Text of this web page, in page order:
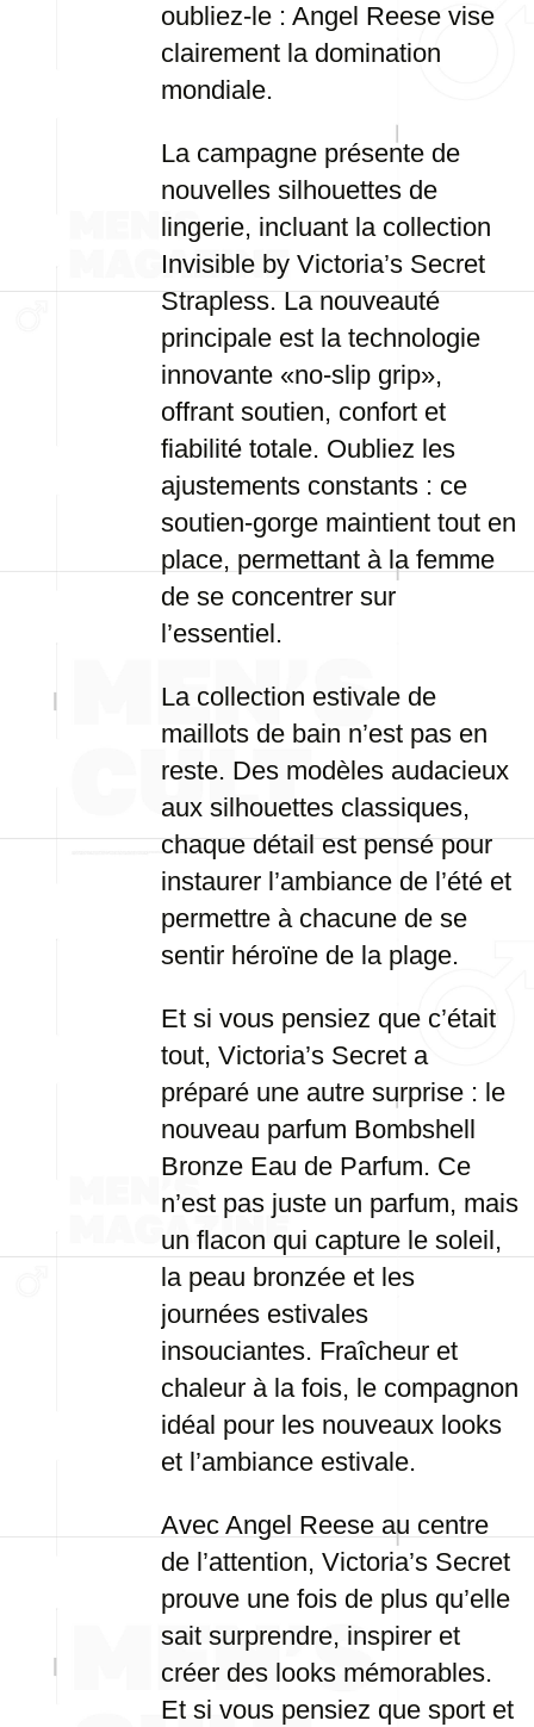
oubliez-le : Angel Reese vise
clairement la domination
mondiale.
La campagne présente de
nouvelles silhouettes de
lingerie, incluant la collection
Invisible by Victoria’s Secret
Strapless. La nouveauté
principale est la technologie
innovante «no-slip grip»,
offrant soutien, confort et
fiabilité totale. Oubliez les
ajustements constants : ce
soutien-gorge maintient tout en
place, permettant à la femme
de se concentrer sur
l’essentiel.
La collection estivale de
maillots de bain n’est pas en
reste. Des modèles audacieux
aux silhouettes classiques,
chaque détail est pensé pour
instaurer l’ambiance de l’été et
permettre à chacune de se
sentir héroïne de la plage.
Et si vous pensiez que c’était
tout, Victoria’s Secret a
préparé une autre surprise : le
nouveau parfum Bombshell
Bronze Eau de Parfum. Ce
n’est pas juste un parfum, mais
un flacon qui capture le soleil,
la peau bronzée et les
journées estivales
insouciantes. Fraîcheur et
chaleur à la fois, le compagnon
idéal pour les nouveaux looks
et l’ambiance estivale.
Avec Angel Reese au centre
de l’attention, Victoria’s Secret
prouve une fois de plus qu’elle
sait surprendre, inspirer et
créer des looks mémorables.
Et si vous pensiez que sport et